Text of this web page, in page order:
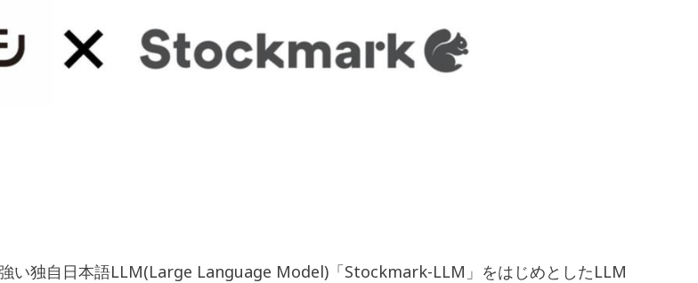
い独自日本語LLM(Large Language Model)「Stockmark-LLM」をはじめとしたLLM